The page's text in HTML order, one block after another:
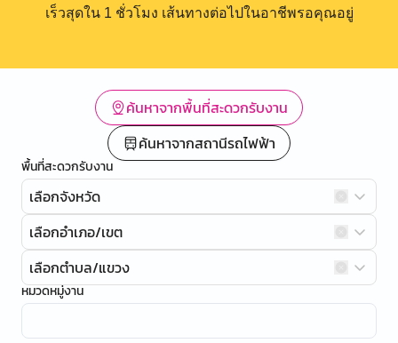
เร็วสุดใน 1 ชั่วโมง เส้นทางต่อไปในอาชีพรอคุณอยู่
ค้นหาจากพื้นที่สะดวกรับงาน
ค้นหาจากสถานีรถไฟฟ้า
พื้นที่สะดวกรับงาน
เลือกจังหวัด
เลือกอำเภอ/เขต
เลือกตำบล/แขวง
หมวดหมู่งาน